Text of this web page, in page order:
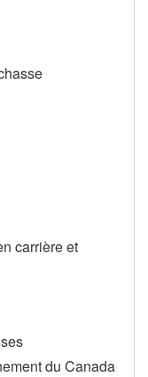
carrière et
du Canada